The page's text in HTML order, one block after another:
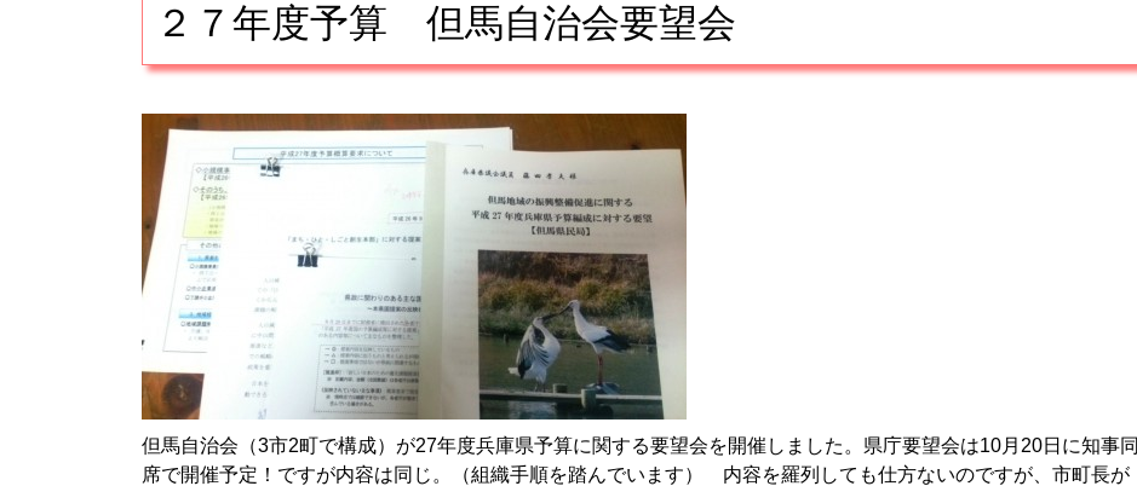
２７年度予算 但馬自治会要望会
但馬自治会（3市2町で構成）が27年度兵庫県予算に関する要望会を開催しました。県庁要望会は10月20日に知事同
席で開催予定！ですが内容は同じ。（組織手順を踏んでいます） 内容を羅列しても仕方ないのですが、市町長が